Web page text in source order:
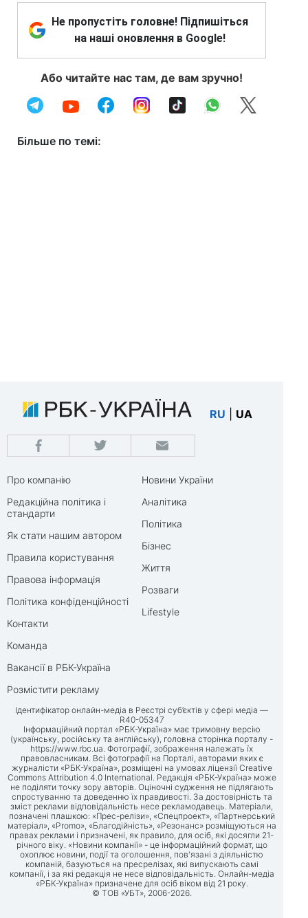
Не пропустіть головне! Підпишіться
на наші оновлення в Google!
Або читайте нас там, де вам зручно!
Більше по темі:
RU UA
Про компанію
Редакційна політика і
стандарти
Як стати нашим автором
Правила користування
Правова інформація
Політика конфіденційності
Контакти
Команда
Вакансії в РБК-Україна
Розмістити рекламу
Новини України
Аналітика
Політика
Бізнес
Життя
Розваги
Lifestyle
Ідентифікатор онлайн-медіа в Реєстрі суб’єктів у сфері медіа —
R40-05347
Інформаційний портал «РБК-Україна» має тримовну версію
(українську, російську та англійську), головна сторінка порталу -
https://www.rbc.ua. Фотографії, зображення належать їх
правовласникам. Всі фотографії на Порталі, авторами яких є
журналісти «РБК-Україна», розміщені на умовах ліцензії Creative
Commons Attribution 4.0 International. Редакція «РБК-Україна» може
не поділяти точку зору авторів. Оціночні судження не підлягають
спростуванню та доведенню їх правдивості. За достовірність та
зміст реклами відповідальність несе рекламодавець. Матеріали,
позначені плашкою: «Прес-релізи», «Спецпроект», «Партнерський
матеріал», «Promo», «Благодійність», «Резонанс» розміщуються на
правах реклами і призначені, як правило, для осіб, які досягли 21-
річного віку. «Новини компанії» - це інформаційний формат, що
охоплює новини, події та оголошення, пов'язані з діяльністю
компаній, базуються на пресрелізах, які випускають самі
компанії, і за які редакція не несе відповідальність. Онлайн-медіа
«РБК-Україна» призначене для осіб віком від 21 року.
© ТОВ «УБТ», 2006-2026.